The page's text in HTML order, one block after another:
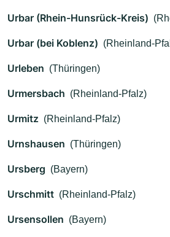
Urbar (Rhein-Hunsrück-Kreis)
Urbar (bei Koblenz) (Rheinland-
Urleben (Thüringen)
Urmersbach (Rheinland-Pfalz)
Urmitz (Rheinland-Pfalz)
Urnshausen (Thüringen)
Ursberg (Bayern)
Urschmitt (Rheinland-Pfalz)
Ursensollen (Bayern)